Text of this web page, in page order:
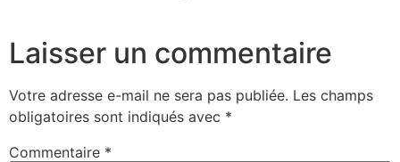
Laisser un commentaire
Votre adresse e-mail ne sera pas publiée. Les champs
obligatoires sont indiqués avec *
Commentaire *